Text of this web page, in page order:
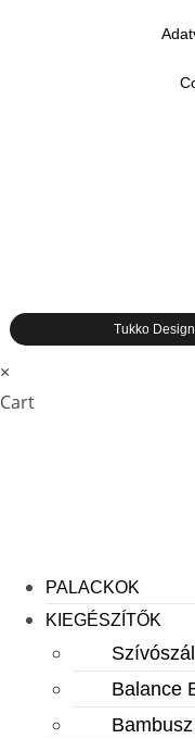
Tukko
×
Cart
PALACKOK
KIEGÉSZÍTŐK
Balance